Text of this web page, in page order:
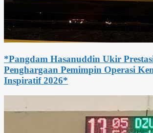
*Pangdam Hasanuddin Ukir
Penghargaan Pemimpin Operasi
Inspiratif 2026*